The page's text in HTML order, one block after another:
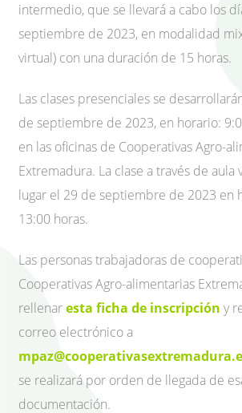
intermedio, que se llevará a cabo los
septiembre de 2023, en modalidad
virtual) con una duración de 15 horas.
Las clases presenciales se
de septiembre de 2023, en horario:
en las oficinas de Cooperativas Agro-
Extremadura. La clase a través de aula
lugar el 29 de septiembre de 2023 en
13:00 horas.
Las personas trabajadoras de
Cooperativas Agro-alimentarias
rellenaresta ficha de inscripción y
correo electrónico a
se realizará por orden de llegada de
documentación.